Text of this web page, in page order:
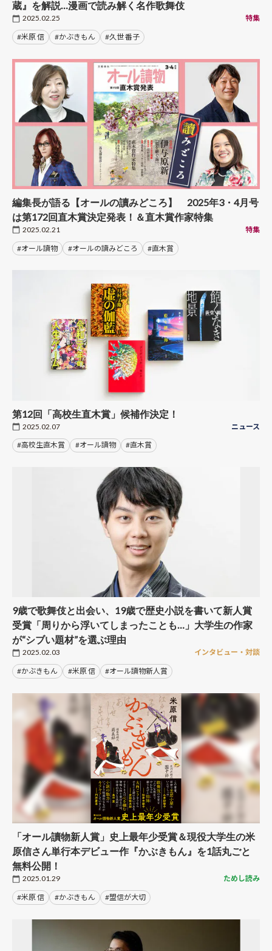
蔵』を解説…漫画で読み解く名作歌舞伎
2025.02.25 特集
#米原 信 #かぶきもん #久世 番子
編集長が語る【オールの讀みどころ】 2025年3・4月号
は第172回直木賞決定発表！＆直木賞作家特集
2025.02.21 特集
#オール讀物 #オールの讀みどころ #直木賞
第12回「高校生直木賞」候補作決定！
2025.02.07 ニュース
#高校生直木賞 #オール讀物 #直木賞
9歳で歌舞伎と出会い、19歳で歴史小説を書いて新人賞
受賞「周りから浮いてしまったことも…」大学生の作家
が“シブい題材”を選ぶ理由
2025.02.03 インタビュー・対談
#かぶきもん #米原 信 #オール讀物新人賞
「オール讀物新人賞」史上最年少受賞＆現役大学生の米
原信さん単行本デビュー作『かぶきもん』を1話丸ごと
無料公開！
2025.01.29 ためし読み
#米原 信 #かぶきもん #盟信が大切